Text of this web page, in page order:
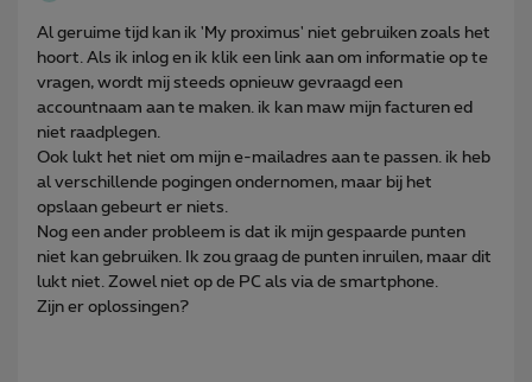
Al geruime tijd kan ik 'My proximus' niet gebruiken zoals het
hoort. Als ik inlog en ik klik een link aan om informatie op te
vragen, wordt mij steeds opnieuw gevraagd een
accountnaam aan te maken. ik kan maw mijn facturen ed
niet raadplegen.
Ook lukt het niet om mijn e-mailadres aan te passen. ik heb
al verschillende pogingen ondernomen, maar bij het
opslaan gebeurt er niets.
Nog een ander probleem is dat ik mijn gespaarde punten
niet kan gebruiken. Ik zou graag de punten inruilen, maar dit
lukt niet. Zowel niet op de PC als via de smartphone.
Zijn er oplossingen?